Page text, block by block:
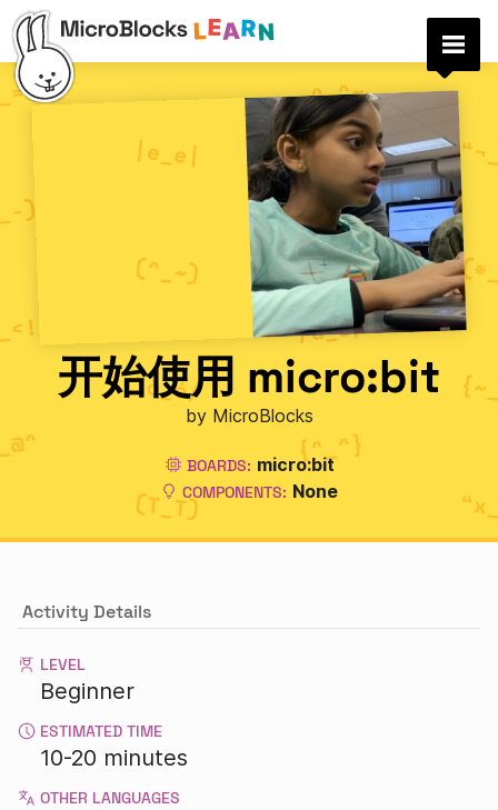
开始使用 micro:bit
by MicroBlocks
BOARDS: micro:bit
COMPONENTS: None
Activity Details
LEVEL
Beginner
ESTIMATED TIME
10-20 minutes
OTHER LANGUAGES